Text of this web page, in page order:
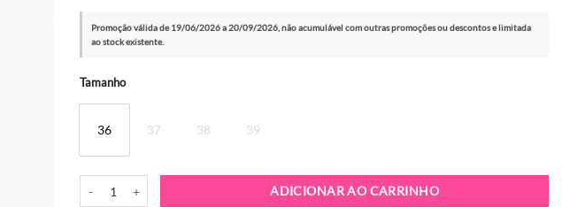
Promoção válida de 19/06/2026 a 20/09/2026, não acumulável com outras promoções ou descontos e limitada
ao stock existente.
Tamanho
36 37 38 39
ADICIONAR AO CARRINHO
Alternative: